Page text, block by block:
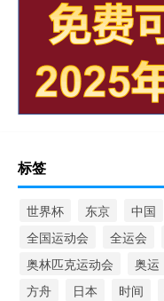
标签
世界杯 东京 中国
全国运动会
全运会
奥林匹克运动会
奥运
方舟
日本 时间